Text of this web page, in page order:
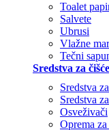
Toalet
Salvete
Ubrusi
Vlažne
Tečni
Sredstva za
Sredstva
Sredstva
Osveživači
Oprema